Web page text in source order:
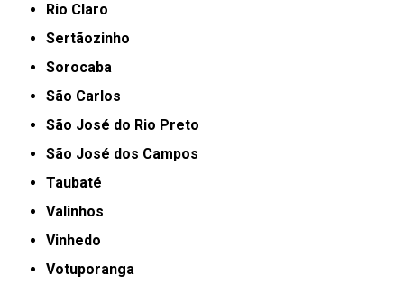
Rio Claro
Sertãozinho
Sorocaba
São Carlos
São José do Rio Preto
São José dos Campos
Taubaté
Valinhos
Vinhedo
Votuporanga